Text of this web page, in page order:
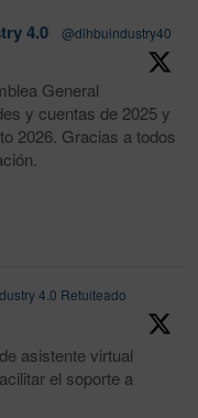
4.0
@dihbuindustry40
General
y cuentas de 2025 y
2026. Gracias a todos
4.0 Retuiteado
asistente virtual
el soporte a